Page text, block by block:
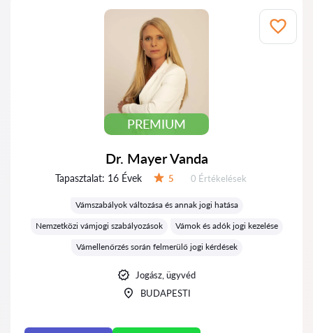
PREMIUM
Dr. Mayer Vanda
Tapasztalat: 16 Évek 5 Értékelések:
0 Értékelések
Vámszabályok változása és annak jogi hatása
Nemzetközi vámjogi szabályozások
Vámok és adók jogi kezelése
Vámellenőrzés során felmerülő jogi kérdések
Jogász, ügyvéd
BUDAPESTI